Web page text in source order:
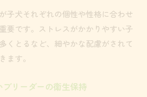
子犬それぞれの個性や性格に合わせ
要です。ストレスがかかりやすい子
くとるなど、細やかな配慮がされて
ます。
ブリーダーの衛生保持